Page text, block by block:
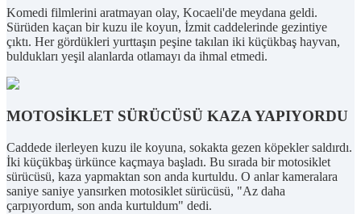
Komedi filmlerini aratmayan olay, Kocaeli'de meydana geldi.
Sürüden kaçan bir kuzu ile koyun, İzmit caddelerinde gezintiye
çıktı. Her gördükleri yurttaşın peşine takılan iki küçükbaş hayvan,
buldukları yeşil alanlarda otlamayı da ihmal etmedi.
MOTOSİKLET SÜRÜCÜSÜ KAZA YAPIYORDU
Caddede ilerleyen kuzu ile koyuna, sokakta gezen köpekler saldırdı.
İki küçükbaş ürkünce kaçmaya başladı. Bu sırada bir motosiklet
sürücüsü, kaza yapmaktan son anda kurtuldu. O anlar kameralara
saniye saniye yansırken motosiklet sürücüsü, "Az daha
çarpıyordum, son anda kurtuldum" dedi.